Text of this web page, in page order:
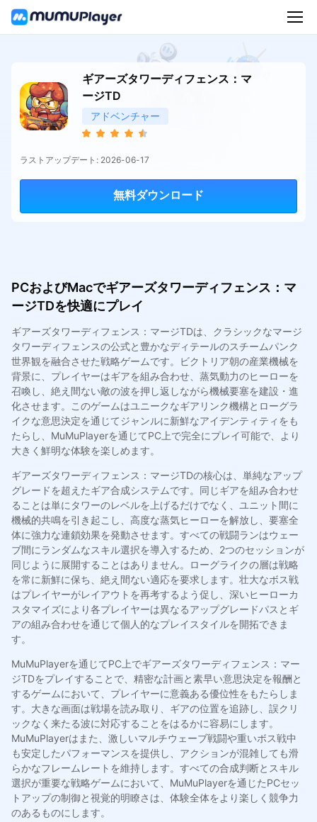
ギアーズタワーディフェンス：マ
ージTD
アドベンチャー
ラストアップデート: 2026-06-17
無料ダウンロード
PCおよびMacでギアーズタワーディフェンス：マ
ージTDを快適にプレイ
ギアーズタワーディフェンス：マージTDは、クラシックなマージ
タワーディフェンスの公式と豊かなディテールのスチームパンク
世界観を融合させた戦略ゲームです。ビクトリア朝の産業機械を
背景に、プレイヤーはギアを組み合わせ、蒸気動力のヒーローを
召喚し、絶え間ない敵の波を押し返しながら機械要塞を建設・進
化させます。このゲームはユニークなギアリンク機構とローグラ
イクな意思決定を通じてジャンルに新鮮なアイデンティティをも
たらし、MuMuPlayerを通じてPC上で完全にプレイ可能で、より
大きく鮮明な体験を楽しめます。
ギアーズタワーディフェンス：マージTDの核心は、単純なアップ
グレードを超えたギア合成システムです。同じギアを組み合わせ
ることは単にタワーのレベルを上げるだけでなく、ユニット間に
機械的共鳴を引き起こし、高度な蒸気ヒーローを解放し、要塞全
体に強力な連鎖効果を発動させます。すべての戦闘ランはウェー
ブ間にランダムなスキル選択を導入するため、2つのセッションが
同じように展開することはありません。ローグライクの層は戦略
を常に新鮮に保ち、絶え間ない適応を要求します。壮大なボス戦
はプレイヤーがレイアウトを再考するよう促し、深いヒーローカ
スタマイズにより各プレイヤーは異なるアップグレードパスとギ
アの組み合わせを通じて個人的なプレイスタイルを開拓できま
す。
MuMuPlayerを通じてPC上でギアーズタワーディフェンス：マー
ジTDをプレイすることで、精密な計画と素早い意思決定を報酬と
するゲームにおいて、プレイヤーに意義ある優位性をもたらしま
す。大きな画面は戦場を読み取り、ギアの位置を追跡し、誤クリ
ックなく来たる波に対応することをはるかに容易にします。
MuMuPlayerはまた、激しいマルチウェーブ戦闘や重いボス戦中
も安定したパフォーマンスを提供し、アクションが混雑しても滑
らかなフレームレートを維持します。すべての合成判断とスキル
選択が重要な戦略ゲームにおいて、MuMuPlayerを通じたPCセッ
トアップの制御と視覚的明瞭さは、体験全体をより楽しく競争力
のあるものにします。